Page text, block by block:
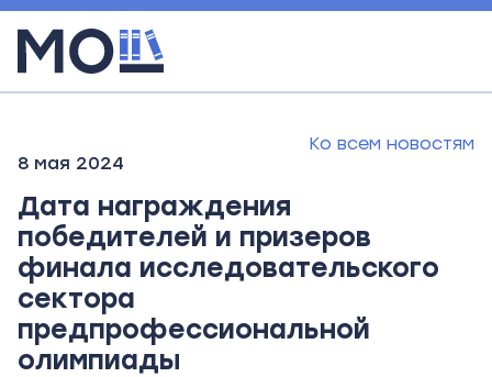
8 мая 2024
Ко всем новостям
Дата награждения
победителей и призеров
финала исследовательского
сектора
предпрофессиональной
олимпиады